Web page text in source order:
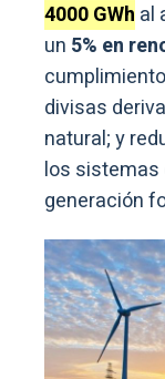
4000 GWh al
un 5% en
divisas
natural; y
los sistemas
generación